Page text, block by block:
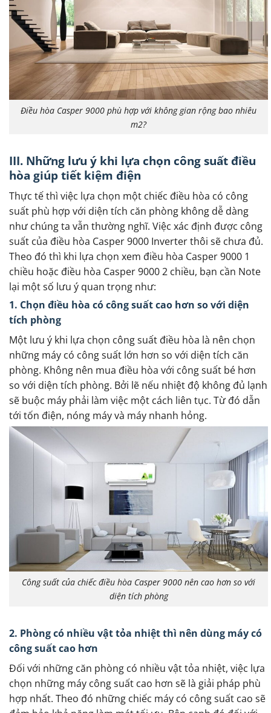
Điều hòa Casper 9000 phù hợp với không gian rộng bao nhiêu
m2?
III. Những lưu ý khi lựa chọn công suất điều
hòa giúp tiết kiệm điện
Thực tế thì việc lựa chọn một chiếc điều hòa có công
suất phù hợp với diện tích căn phòng không dễ dàng
như chúng ta vẫn thường nghĩ. Việc xác định được công
suất của điều hòa Casper 9000 Inverter thôi sẽ chưa đủ.
Theo đó thì khi lựa chọn xem điều hòa Casper 9000 1
chiều hoặc điều hòa Casper 9000 2 chiều, bạn cần Note
lại một số lưu ý quan trọng như:
1. Chọn điều hòa có công suất cao hơn so với diện
tích phòng
Một lưu ý khi lựa chọn công suất điều hòa là nên chọn
những máy có công suất lớn hơn so với diện tích căn
phòng. Không nên mua điều hòa với công suất bé hơn
so với diện tích phòng. Bởi lẽ nếu nhiệt độ không đủ lạnh
sẽ buộc máy phải làm việc một cách liên tục. Từ đó dẫn
tới tốn điện, nóng máy và máy nhanh hỏng.
Công suất của chiếc điều hòa Casper 9000 nên cao hơn so với
diện tích phòng
2. Phòng có nhiều vật tỏa nhiệt thì nên dùng máy có
công suất cao hơn
Đối với những căn phòng có nhiều vật tỏa nhiệt, việc lựa
chọn những máy công suất cao hơn sẽ là giải pháp phù
hợp nhất. Theo đó những chiếc máy có công suất cao sẽ